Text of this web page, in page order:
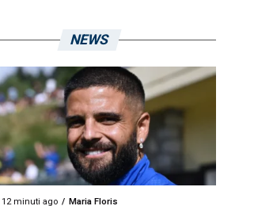
NEWS
12 minuti ago Maria Floris